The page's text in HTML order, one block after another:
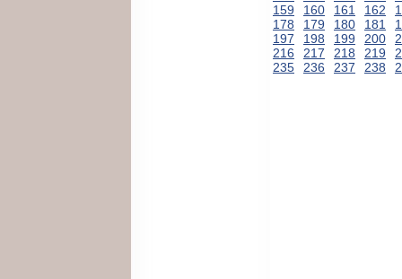
159
160 161 162
178
179 180 181
197
198 199 200
216
217 218 219
235
236 237 238